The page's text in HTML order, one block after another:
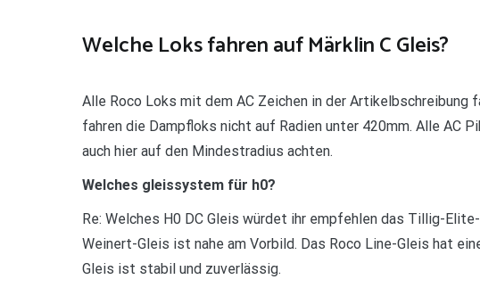
Welche Loks fahren auf Märklin C Gleis?
Alle Roco Loks mit dem AC Zeichen in der Artikelbschreibung
fahren die Dampfloks nicht auf Radien unter 420mm. Alle AC
auch hier auf den Mindestradius achten.
Welches gleissystem für h0?
Re: Welches H0 DC Gleis würdet ihr empfehlen das Tillig-
Weinert-Gleis ist nahe am Vorbild. Das Roco Line-Gleis hat
Gleis ist stabil und zuverlässig.